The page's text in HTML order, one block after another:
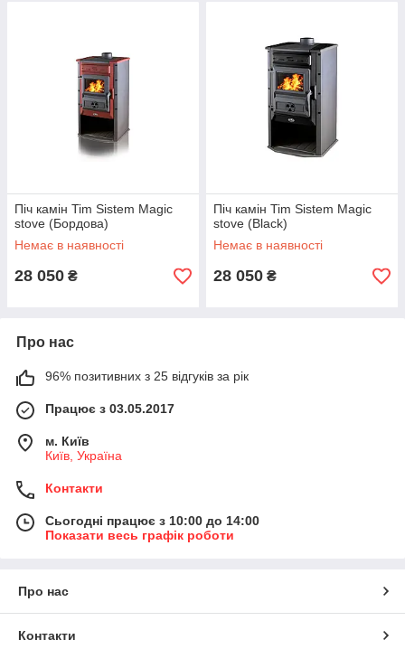
Піч камін Tim Sistem Magic
stove (Бордова)
Немає в наявності
28 050 ₴
Піч камін Tim Sistem Magic
stove (Black)
Немає в наявності
28 050 ₴
Про нас
96% позитивних з 25 відгуків за рік
Працює з 03.05.2017
м. Київ
Київ, Україна
Контакти
Сьогодні працює з 10:00 до 14:00
Показати весь графік роботи
Про нас
Контакти